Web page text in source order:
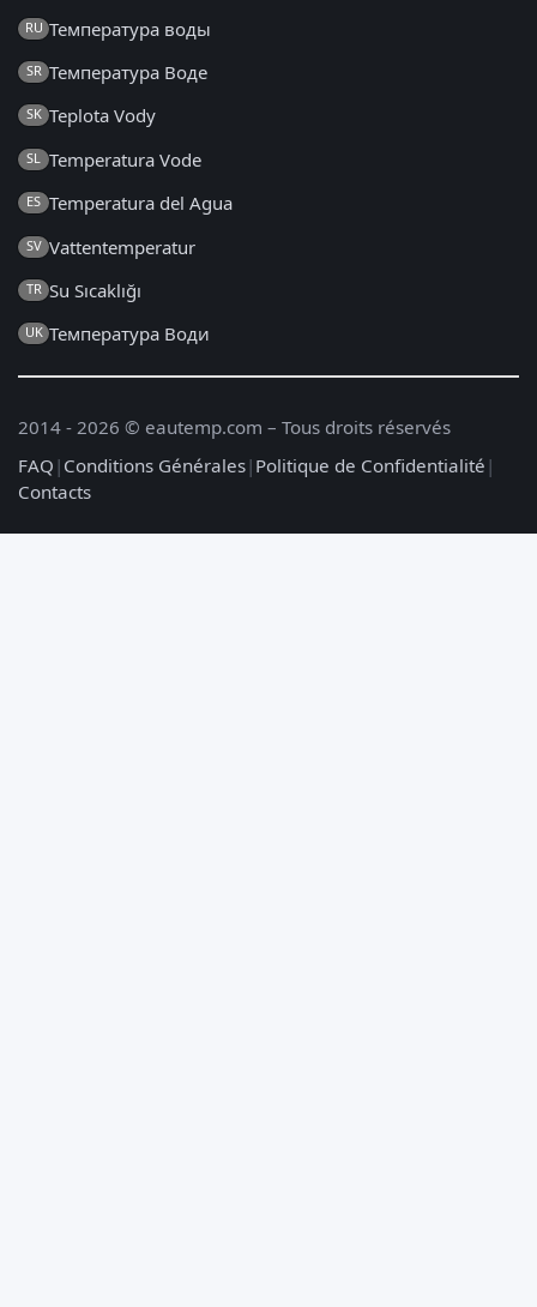
RU Температура воды
SR Температура Воде
SK Teplota Vody
SL Temperatura Vode
ES Temperatura del Agua
SV Vattentemperatur
TR Su Sıcaklığı
UK Температура Води
2014 - 2026 © eautemp.com – Tous droits réservés
FAQ | Conditions Générales| Politique de Confidentialité |
Contacts